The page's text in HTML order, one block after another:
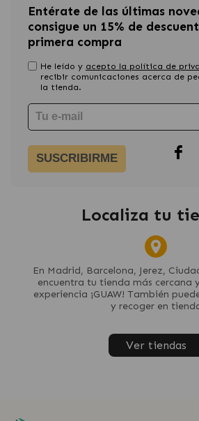
Entérate de las últimas
consigue un 15% de
primera compra
He leído y acepto la política de
recibir comunicaciones acerca de
la tienda.
SUSCRIBIRME
Localiza tu
En Madrid, Barcelona, Jerez,
encuentra tu tienda más cercana
experiencia ¡GUAW! También
y recoger en
Ver tiendas